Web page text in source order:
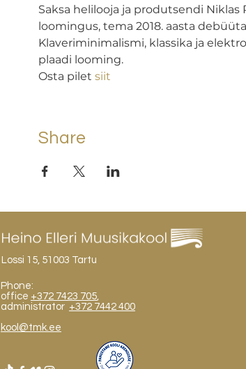
Saksa helilooja ja produtsendi
loomingus, tema 2018. aasta
Klaveriminimalismi, klassika ja
plaadi looming.
Osta pilet siit
Share
Lossi 15, 51003 Tartu
Phone:
office +372 7423 705
administrator +372 7442 400
kool@tmk.ee